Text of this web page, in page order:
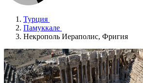
Турция
Памуккале
Некрополь Иераполис, Фригия